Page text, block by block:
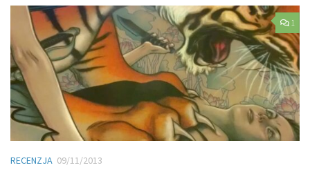
1
RECENZJA 09/11/2013